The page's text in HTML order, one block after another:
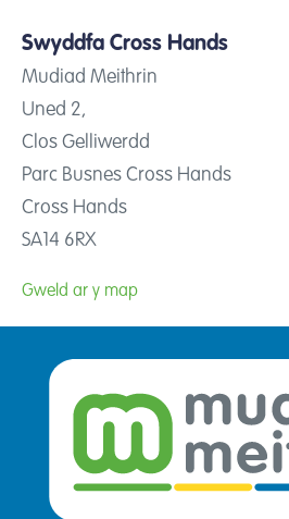
Swyddfa Cross Hands
Mudiad Meithrin
Uned 2,
Clos Gelliwerdd
Parc Busnes Cross Hands
Cross Hands
SA14 6RX
Gweld ar y map